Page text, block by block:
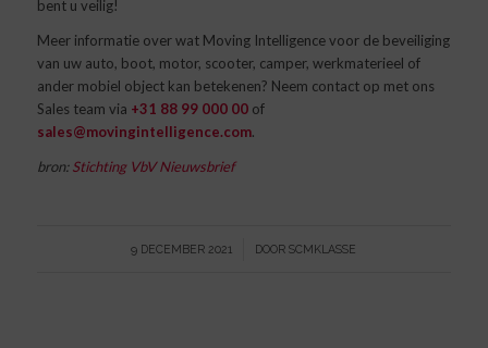
bent u veilig!
Meer informatie over wat Moving Intelligence voor de beveiliging
van uw auto, boot, motor, scooter, camper, werkmaterieel of
ander mobiel object kan betekenen? Neem contact op met ons
Sales team via +31 88 99 000 00of
sales@movingintelligence.com.
bron:Stichting VbV Nieuwsbrief
9 DECEMBER 2021
/ DOORSCMKLASSE